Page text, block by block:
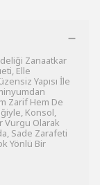
Zanaatkar
Elle
Yapısı İle
Zarif Hem De
Konsol,
Vurgu Olarak
Sade Zarafeti
Yönlü Bir